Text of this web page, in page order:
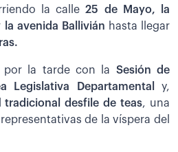
la calle25 de Mayo, la
la avenida Ballivián hasta llegar
por la tarde con la Sesión de
Legislativa Departamental
y,
tradicional desfile de teas, una
de la víspera del